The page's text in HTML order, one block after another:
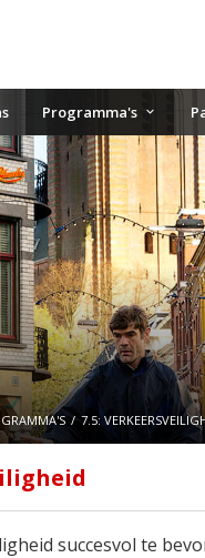
Programma's
7.5:
succesvol te